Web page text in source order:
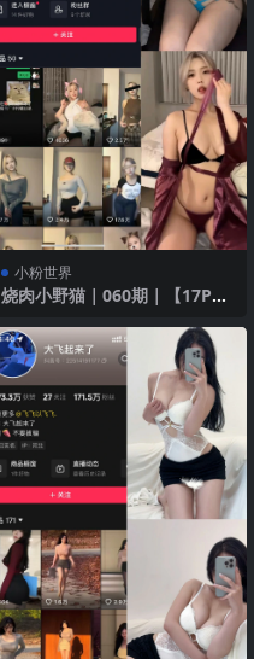
小粉世界
烧肉小野猫｜060期｜【17P13